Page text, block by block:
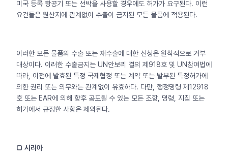
미국 등록 항공기 또는 선박을 사용할 경우에도 허가가 요구된다. 이런
요건들은 원산지에 관계없이 수출이 금지된 모든 물품에 적용된다.
이러한 모든 물품의 수출 또는 재수출에 대한 신청은 원칙적으로 거부
대상이다. 이러한 수출금지는 UN안보리 결의 제918호 및 UN참여법에
따라, 이전에 발효된 특정 국제협정 또는 계약 또는 발부된 특정허가에
의한 권리 또는 의무와는 관계없이 유효하다. 다만, 행정명령 제12918
호 또는 EAR에 의해 향후 공포될 수 있는 모든 조항, 명령, 지침 또는
허가에서 규정한 사항은 제외된다.
□ 시리아